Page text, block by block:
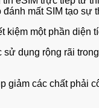
mất SIM tạo sự
kiệm một phần diện
dụng rộng rãi
các chất phải